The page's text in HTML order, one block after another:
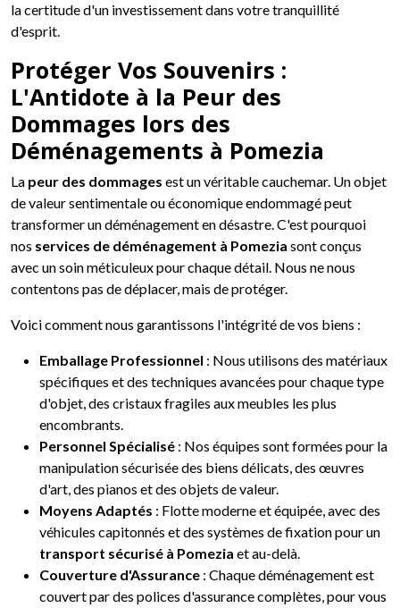
la certitude d'un investissement dans votre tranquillité
d'esprit.
Protéger Vos Souvenirs :
L'Antidote à la Peur des
Dommages lors des
Déménagements à Pomezia
La peur des dommages est un véritable cauchemar. Un objet
de valeur sentimentale ou économique endommagé peut
transformer un déménagement en désastre. C'est pourquoi
nos services de déménagement à Pomezia sont conçus
avec un soin méticuleux pour chaque détail. Nous ne nous
contentons pas de déplacer, mais de protéger.
Voici comment nous garantissons l'intégrité de vos biens :
Emballage Professionnel : Nous utilisons des matériaux
spécifiques et des techniques avancées pour chaque type
d'objet, des cristaux fragiles aux meubles les plus
encombrants.
Personnel Spécialisé : Nos équipes sont formées pour la
manipulation sécurisée des biens délicats, des œuvres
d'art, des pianos et des objets de valeur.
Moyens Adaptés : Flotte moderne et équipée, avec des
véhicules capitonnés et des systèmes de fixation pour un
transport sécurisé à Pomezia et au-delà.
Couverture d'Assurance : Chaque déménagement est
couvert par des polices d'assurance complètes, pour vous